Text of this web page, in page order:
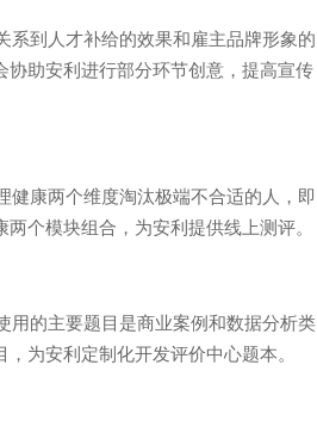
系到人才补给的效果和雇主品牌形象的
助安利进行部分环节创意，提高宣传
健康两个维度淘汰极端不合适的人，即
个模块组合，为安利提供线上测评。
用的主要题目是商业案例和数据分析类
为安利定制化开发评价中心题本。